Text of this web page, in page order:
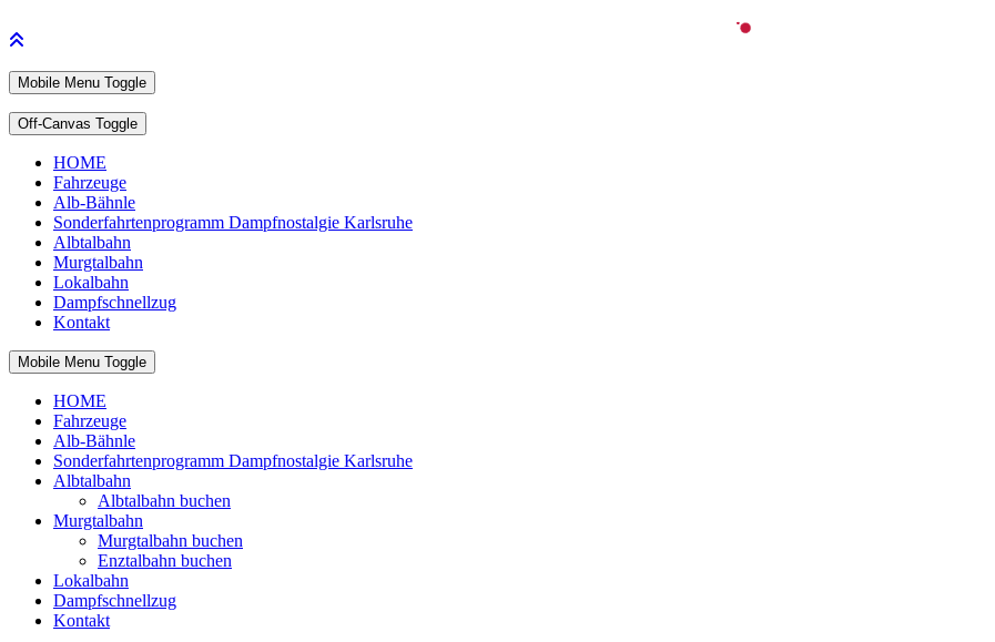
Mobile Menu Toggle
Off-Canvas Toggle
HOME
Fahrzeuge
Alb-Bähnle
Sonderfahrtenprogramm Dampfnostalgie Karlsruhe
Albtalbahn
Murgtalbahn
Lokalbahn
Dampfschnellzug
Kontakt
Mobile Menu Toggle
HOME
Fahrzeuge
Alb-Bähnle
Sonderfahrtenprogramm Dampfnostalgie Karlsruhe
Albtalbahn
Albtalbahn buchen
Murgtalbahn
Murgtalbahn buchen
Enztalbahn buchen
Lokalbahn
Dampfschnellzug
Kontakt